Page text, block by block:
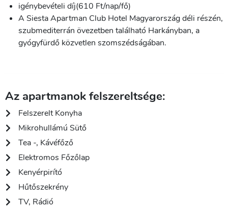
igénybevételi díj(610 Ft/nap/fő)
A Siesta Apartman Club Hotel Magyarország déli részén,
szubmediterrán övezetben található Harkányban, a
gyógyfürdő közvetlen szomszédságában.
Az apartmanok felszereltsége:
Felszerelt Konyha
Mikrohullámú Sütő
Tea -, Kávéfőző
Elektromos Főzőlap
Kenyérpirító
Hűtőszekrény
TV, Rádió